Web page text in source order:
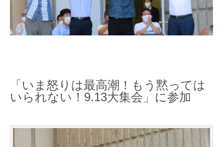
「いま怒りは最高潮！もう黙っては
いられない！9.13大集会」に参加